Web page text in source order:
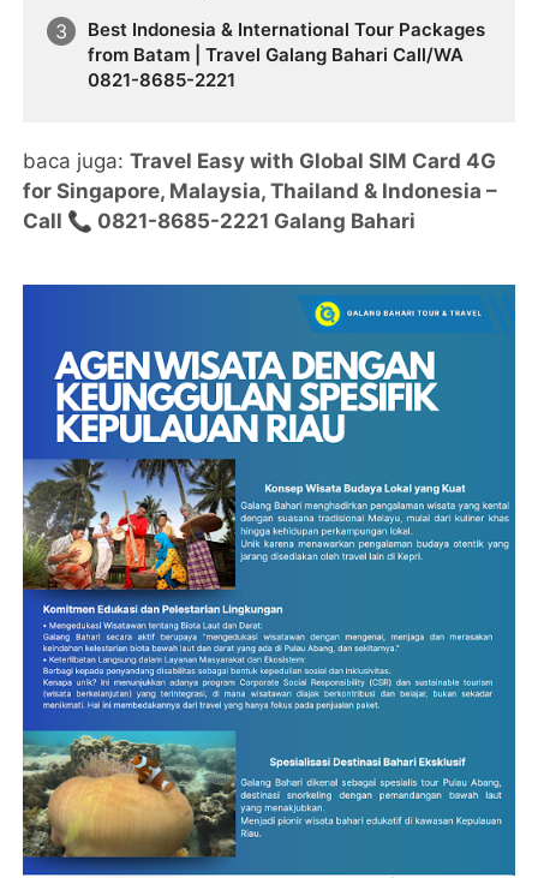
Best Indonesia & International Tour Packages
from Batam | Travel Galang Bahari Call/WA
0821-8685-2221
baca juga:Travel Easy with Global SIM Card 4G
for Singapore, Malaysia, Thailand & Indonesia –
Call 📞 0821-8685-2221 Galang Bahari